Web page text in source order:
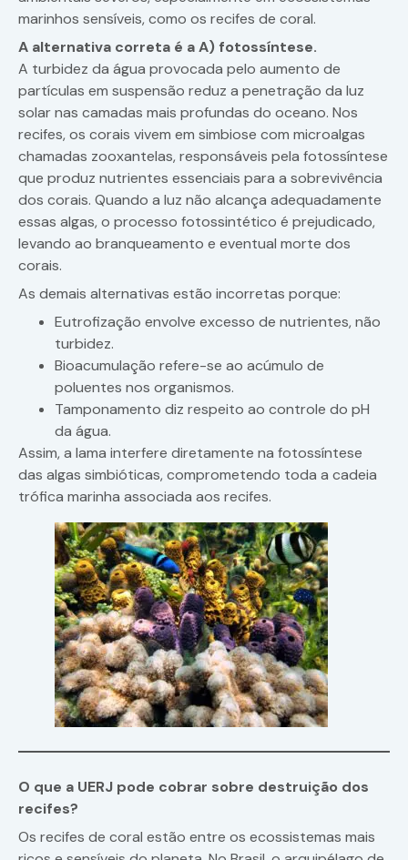
marinhos sensíveis, como os recifes de coral.
A alternativa correta é a A) fotossíntese.
A turbidez da água provocada pelo aumento de
partículas em suspensão reduz a penetração da luz
solar nas camadas mais profundas do oceano. Nos
recifes, os corais vivem em simbiose com microalgas
chamadas zooxantelas, responsáveis pela fotossíntese
que produz nutrientes essenciais para a sobrevivência
dos corais. Quando a luz não alcança adequadamente
essas algas, o processo fotossintético é prejudicado,
levando ao branqueamento e eventual morte dos
corais.
As demais alternativas estão incorretas porque:
Eutrofização envolve excesso de nutrientes, não
turbidez.
Bioacumulação refere-se ao acúmulo de
poluentes nos organismos.
Tamponamento diz respeito ao controle do pH
da água.
Assim, a lama interfere diretamente na fotossíntese
das algas simbióticas, comprometendo toda a cadeia
trófica marinha associada aos recifes.
O que a UERJ pode cobrar sobre destruição dos
recifes?
Os recifes de coral estão entre os ecossistemas mais